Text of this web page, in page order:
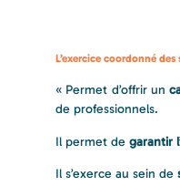
L’exercice coordonné des
« Permet d’offrir un
de professionnels.
Il permet de garantir
Il s’exerce au sein de